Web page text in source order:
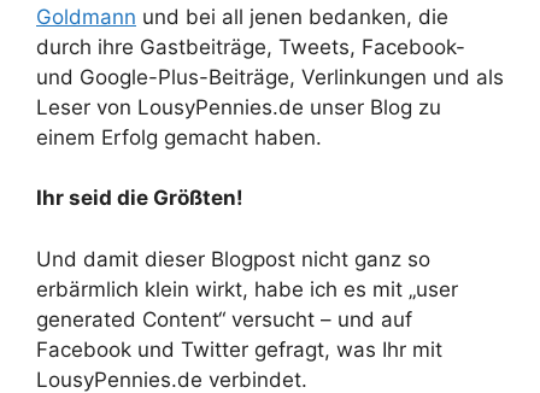
Goldmann und bei all jenen bedanken, die
durch ihre Gastbeiträge, Tweets, Facebook-
und Google-Plus-Beiträge, Verlinkungen und als
Leser von LousyPennies.de unser Blog zu
einem Erfolg gemacht haben.
Ihr seid die Größten!
Und damit dieser Blogpost nicht ganz so
erbärmlich klein wirkt, habe ich es mit „user
generated Content“ versucht – und auf
Facebook und Twitter gefragt, was Ihr mit
LousyPennies.de verbindet.